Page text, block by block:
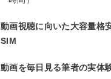
動画視聴に向いた大容量格
SIM
動画を毎日見る筆者の実体